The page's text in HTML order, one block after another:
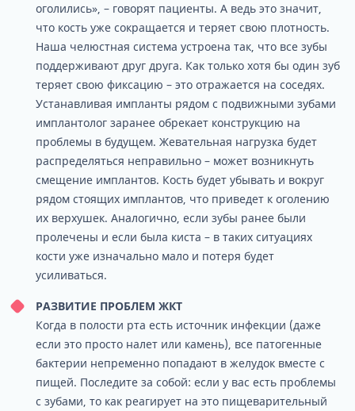
оголились», – говорят пациенты. А ведь это значит,
что кость уже сокращается и теряет свою плотность.
Наша челюстная система устроена так, что все зубы
поддерживают друг друга. Как только хотя бы один зуб
теряет свою фиксацию – это отражается на соседях.
Устанавливая импланты рядом с подвижными зубами
имплантолог заранее обрекает конструкцию на
проблемы в будущем. Жевательная нагрузка будет
распределяться неправильно – может возникнуть
смещение имплантов. Кость будет убывать и вокруг
рядом стоящих имплантов, что приведет к оголению
их верхушек. Аналогично, если зубы ранее были
пролечены и если была киста – в таких ситуациях
кости уже изначально мало и потеря будет
усиливаться.
РАЗВИТИЕ ПРОБЛЕМ ЖКТ
Когда в полости рта есть источник инфекции (даже
если это просто налет или камень), все патогенные
бактерии непременно попадают в желудок вместе с
пищей. Последите за собой: если у вас есть проблемы
с зубами, то как реагирует на это пищеварительный